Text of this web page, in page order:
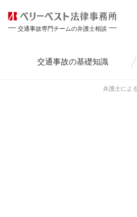
交通事故専門チームの弁護士相談
交通事故の基礎知識
弁護士によ